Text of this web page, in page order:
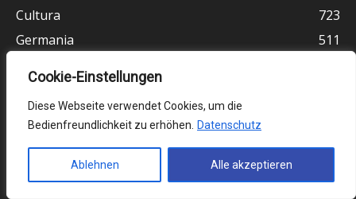
Cookie-Einstellungen
Diese Webseite verwendet Cookies, um die
Bedienfreundlichkeit zu erhöhen.
Datenschutz
Ablehnen Alle akzeptieren
Cultura
723
Germania
511